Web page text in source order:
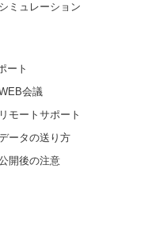
シミュレーション
ート
会議
リモートサポート
ータの送り方
開後の注意